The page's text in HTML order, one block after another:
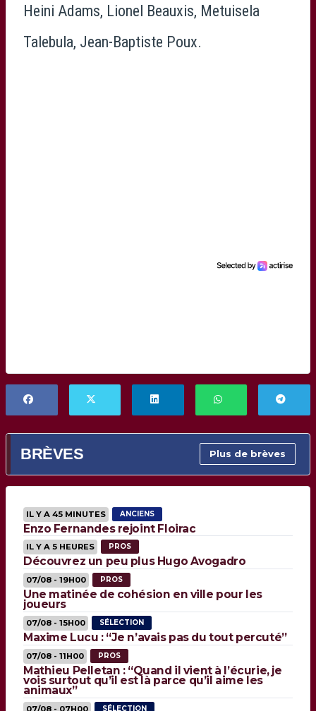
Heini Adams, Lionel Beauxis, Metuisela
Talebula, Jean-Baptiste Poux.
BRÈVES Plus de brèves
IL Y A 45 MINUTES ANCIENS
Enzo Fernandes rejoint Floirac
IL Y A 5 HEURES PROS
Découvrez un peu plus Hugo Avogadro
07/08 - 19H00 PROS
Une matinée de cohésion en ville pour les
joueurs
07/08 - 15H00 SÉLECTION
Maxime Lucu : “Je n’avais pas du tout percuté”
07/08 - 11H00 PROS
Mathieu Pelletan : “Quand il vient à l’écurie, je
vois surtout qu’il est là parce qu’il aime les
animaux”
07/08 - 07H00 SÉLECTION